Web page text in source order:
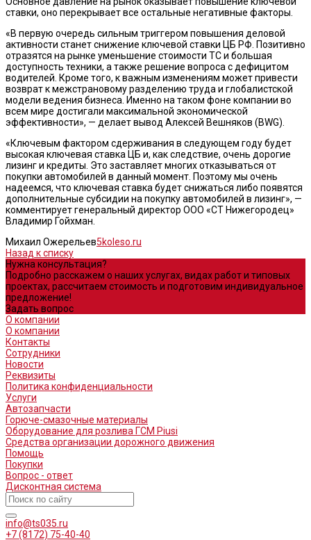
ставки, оно перекрывает все остальные негативные факторы.
«В первую очередь сильным триггером повышения деловой
активности станет снижение ключевой ставки ЦБ РФ. Позитивно
отразятся на рынке уменьшение стоимости ТС и большая
доступность техники, а также решение вопроса с дефицитом
водителей. Кроме того, к важным изменениям может привести
возврат к межстрановому разделению труда и глобалистской
модели ведения бизнеса. Именно на таком фоне компании во
всем мире достигали максимальной экономической
эффективности», — делает вывод Алексей Вешняков (BWG).
«Ключевым фактором сдерживания в следующем году будет
высокая ключевая ставка ЦБ и, как следствие, очень дорогие
лизинг и кредиты. Это заставляет многих отказываться от
покупки автомобилей в данный момент. Поэтому мы очень
надеемся, что ключевая ставка будет снижаться либо появятся
дополнительные субсидии на покупку автомобилей в лизинг», —
комментирует генеральный директор ООО «СТ Нижегородец»
Владимир Гойхман.
Михаил Ожерельев5koleso.ru
Назад к списку
Нужна консультация?
Подробно расскажем о наших услугах, видах работ и типовых
проектах, рассчитаем стоимость и подготовим индивидуальное
предложение!
Задать вопрос
О компании
О компании
Контакты
Сотрудники
Новости
Реквизиты
Политика конфиденциальности
Услуги
Автозапчасти
Горюче-смазочные материалы
Оборудование для розлива ГСМ Piusi
Средства организации дорожного движения
Помощь
Покупки
Вопрос - ответ
Дисконтная система
info@ts035.ru
+7 (8172) 75-40-40